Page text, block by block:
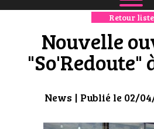
NEWS
MODE
Retour liste
Nouvelle
News | Publié le 02/